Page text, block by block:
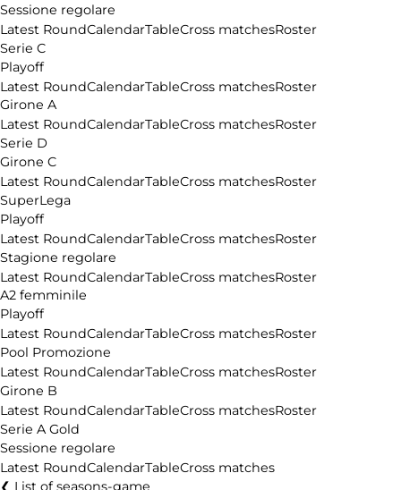
Sessione regolare
Latest RoundCalendarTableCross matchesRoster
Serie C
Playoff
Latest RoundCalendarTableCross matchesRoster
Girone A
Latest RoundCalendarTableCross matchesRoster
Serie D
Girone C
Latest RoundCalendarTableCross matchesRoster
SuperLega
Playoff
Latest RoundCalendarTableCross matchesRoster
Stagione regolare
Latest RoundCalendarTableCross matchesRoster
A2 femminile
Playoff
Latest RoundCalendarTableCross matchesRoster
Pool Promozione
Latest RoundCalendarTableCross matchesRoster
Girone B
Latest RoundCalendarTableCross matchesRoster
Serie A Gold
Sessione regolare
Latest RoundCalendarTableCross matches
List of seasons-game